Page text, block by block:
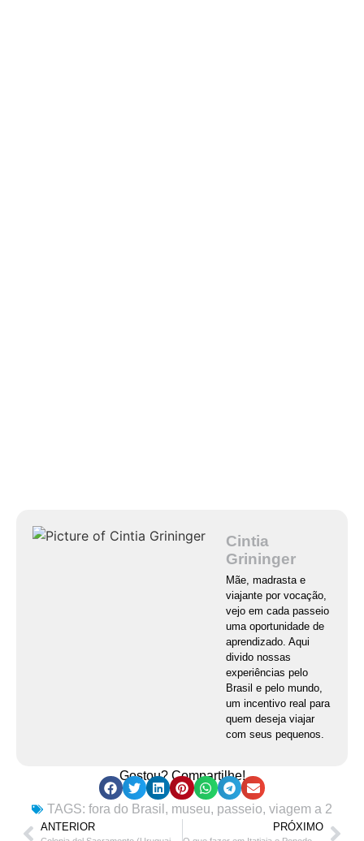
Cintia
Grininger
Mãe, madrasta e
viajante por vocação,
vejo em cada passeio
uma oportunidade de
aprendizado. Aqui
divido nossas
experiências pelo
Brasil e pelo mundo,
um incentivo real para
quem deseja viajar
com seus pequenos.
Gostou? Compartilhe!
TAGS: fora do Brasil , museu, passeio, viagem a 2
ANTERIOR PRÓXIMO